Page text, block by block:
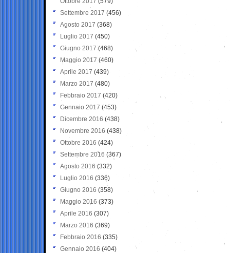
Settembre 2017 (456)
Agosto 2017 (368)
Luglio 2017 (450)
Giugno 2017 (468)
Maggio 2017 (460)
Aprile 2017 (439)
Marzo 2017 (480)
Febbraio 2017 (420)
Gennaio 2017 (453)
Dicembre 2016 (438)
Novembre 2016 (438)
Ottobre 2016 (424)
Settembre 2016 (367)
Agosto 2016 (332)
Luglio 2016 (336)
Giugno 2016 (358)
Maggio 2016 (373)
Aprile 2016 (307)
Marzo 2016 (369)
Febbraio 2016 (335)
Gennaio 2016 (404)